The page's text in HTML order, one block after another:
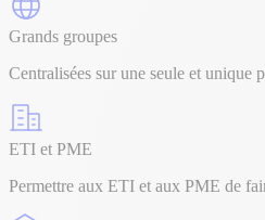
Grands groupes
Centralisées sur une seule et unique
ETI et PME
Permettre aux ETI et aux PME de